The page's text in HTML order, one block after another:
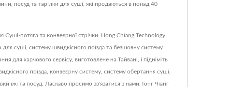
посуд та тарілки для суші, які продаються в понад 40
потяга та конвеєрної стрічки. Hong Chiang Technology
суші, систему швидкісного поїзда та безшовну систему
харчового сервісу, виготовлене на Тайвані, і підніміть
поїзда, конвеєрну систему, систему обертання суші,
їжі та посуд. Ласкаво просимо зв'язатися з нами. Гонг Чіанг